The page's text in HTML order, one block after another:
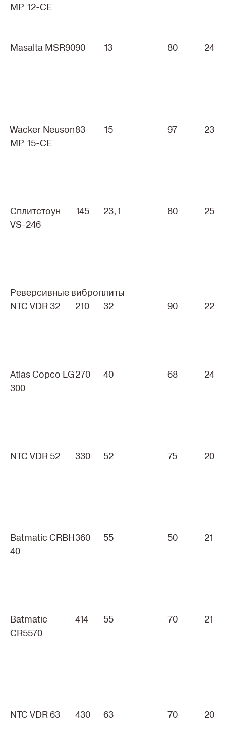
MP 12-CE
Masalta MSR9090 13 80 24
Wacker Neuson
MP 15-CE
83 15 97 23
Сплитстоун
VS-246
145 23,1 80 25
Реверсивные виброплиты
NTC VDR 32
210 32 90 22
Atlas Copco LG
300
270 40 68 24
NTC VDR 52 330 52 75 20
Batmatic CRBH
40
360 55 50 21
Batmatic
CR5570
414 55 70 21
NTC VDR 63 430 63 70 20